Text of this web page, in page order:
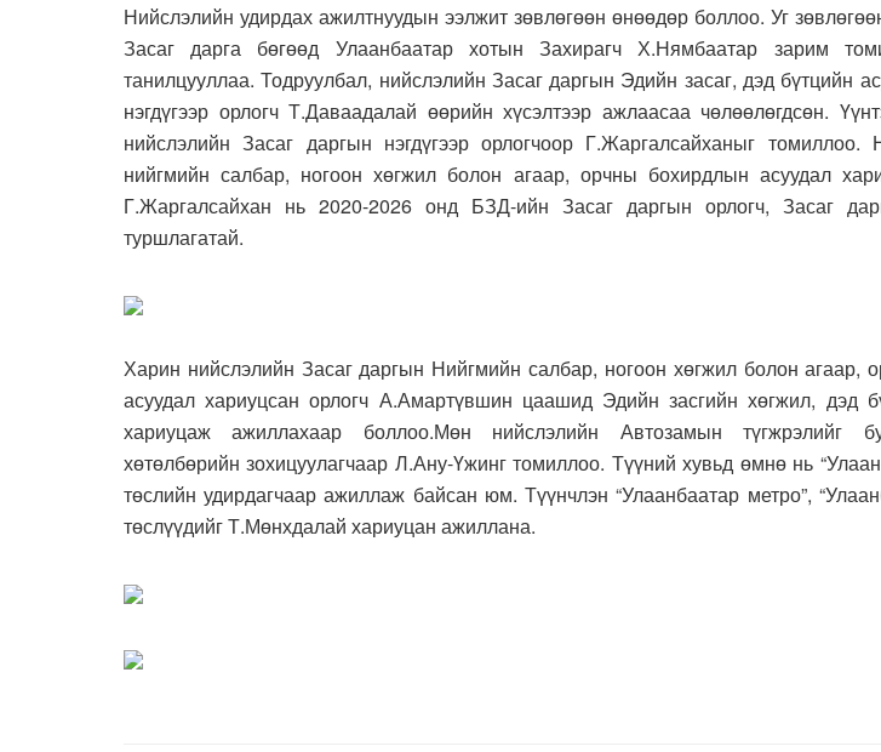
Нийслэлийн удирдах ажилтнуудын ээлжит зөвлөгөөн өнөөдөр боллоо. Уг
Засаг дарга бөгөөд Улаанбаатар хотын Захирагч Х.Нямбаатар зарим
танилцууллаа. Тодруулбал, нийслэлийн Засаг даргын Эдийн засаг, дэд бүтцийн
нэгдүгээр орлогч Т.Даваадалай өөрийн хүсэлтээр ажлаасаа чөлөөлөгдсөн.
нийслэлийн Засаг даргын нэгдүгээр орлогчоор Г.Жаргалсайханыг томиллоо.
нийгмийн салбар, ногоон хөгжил болон агаар, орчны бохирдлын асуудал
Г.Жаргалсайхан нь 2020-2026 онд БЗД-ийн Засаг даргын орлогч, Засаг
туршлагатай.
Харин нийслэлийн Засаг даргын Нийгмийн салбар, ногоон хөгжил болон агаар,
асуудал хариуцсан орлогч А.Амартүвшин цаашид Эдийн засгийн хөгжил, дэд
хариуцаж ажиллахаар боллоо.Мөн нийслэлийн Автозамын түгжрэлийг
хөтөлбөрийн зохицуулагчаар Л.Ану-Үжинг томиллоо. Түүний хувьд өмнө нь
төслийн удирдагчаар ажиллаж байсан юм. Түүнчлэн “Улаанбаатар метро”,
төслүүдийг Т.Мөнхдалай хариуцан ажиллана.